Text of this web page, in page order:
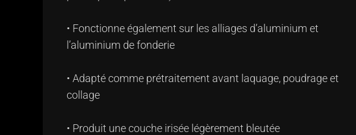
• Fonctionne également sur les alliages d’aluminium et
l’aluminium de fonderie
• Adapté comme prétraitement avant laquage, poudrage et
collage
• Produit une couche irisée légèrement bleutée